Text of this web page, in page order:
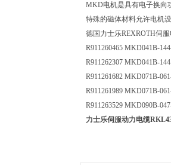
MKD电机是具有电子换向
特殊的磁体材料允许电机
德国力士乐REXROTH伺
R911260465 MKD041B-
R911262307 MKD041B-
R911261682 MKD071B-
R911261989 MKD071B-
R911263529 MKD090B-
力士乐伺服动力电缆